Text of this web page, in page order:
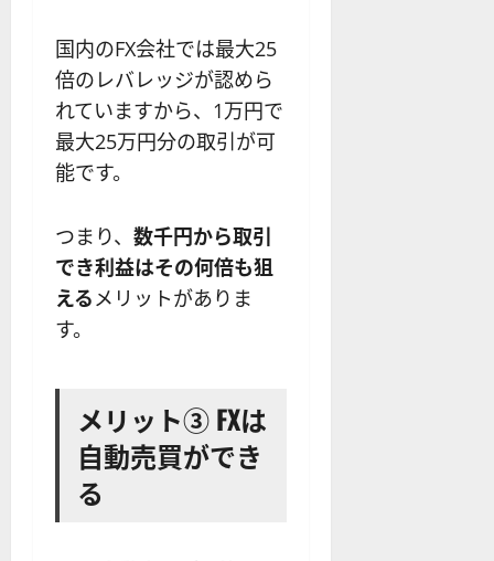
国内のFX会社では最大25
倍のレバレッジが認めら
れていますから、1万円で
最大25万円分の取引が可
能です。
つまり、 数千円から取引
でき利益はその何倍も狙
えるメリットがありま
す。
メリット③ FXは
自動売買ができ
る